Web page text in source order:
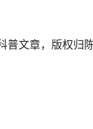
普文章，版权归